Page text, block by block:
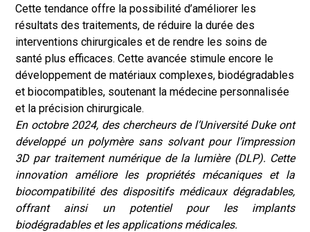
Cette tendance offre la possibilité d’améliorer les
résultats des traitements, de réduire la durée des
interventions chirurgicales et de rendre les soins de
santé plus efficaces. Cette avancée stimule encore le
développement de matériaux complexes, biodégradables
et biocompatibles, soutenant la médecine personnalisée
et la précision chirurgicale.
En octobre 2024, des chercheurs de l’Université Duke ont
développé un polymère sans solvant pour l’impression
3D par traitement numérique de la lumière (DLP). Cette
innovation améliore les propriétés mécaniques et la
biocompatibilité des dispositifs médicaux dégradables,
offrant ainsi un potentiel pour les implants
biodégradables et les applications médicales.